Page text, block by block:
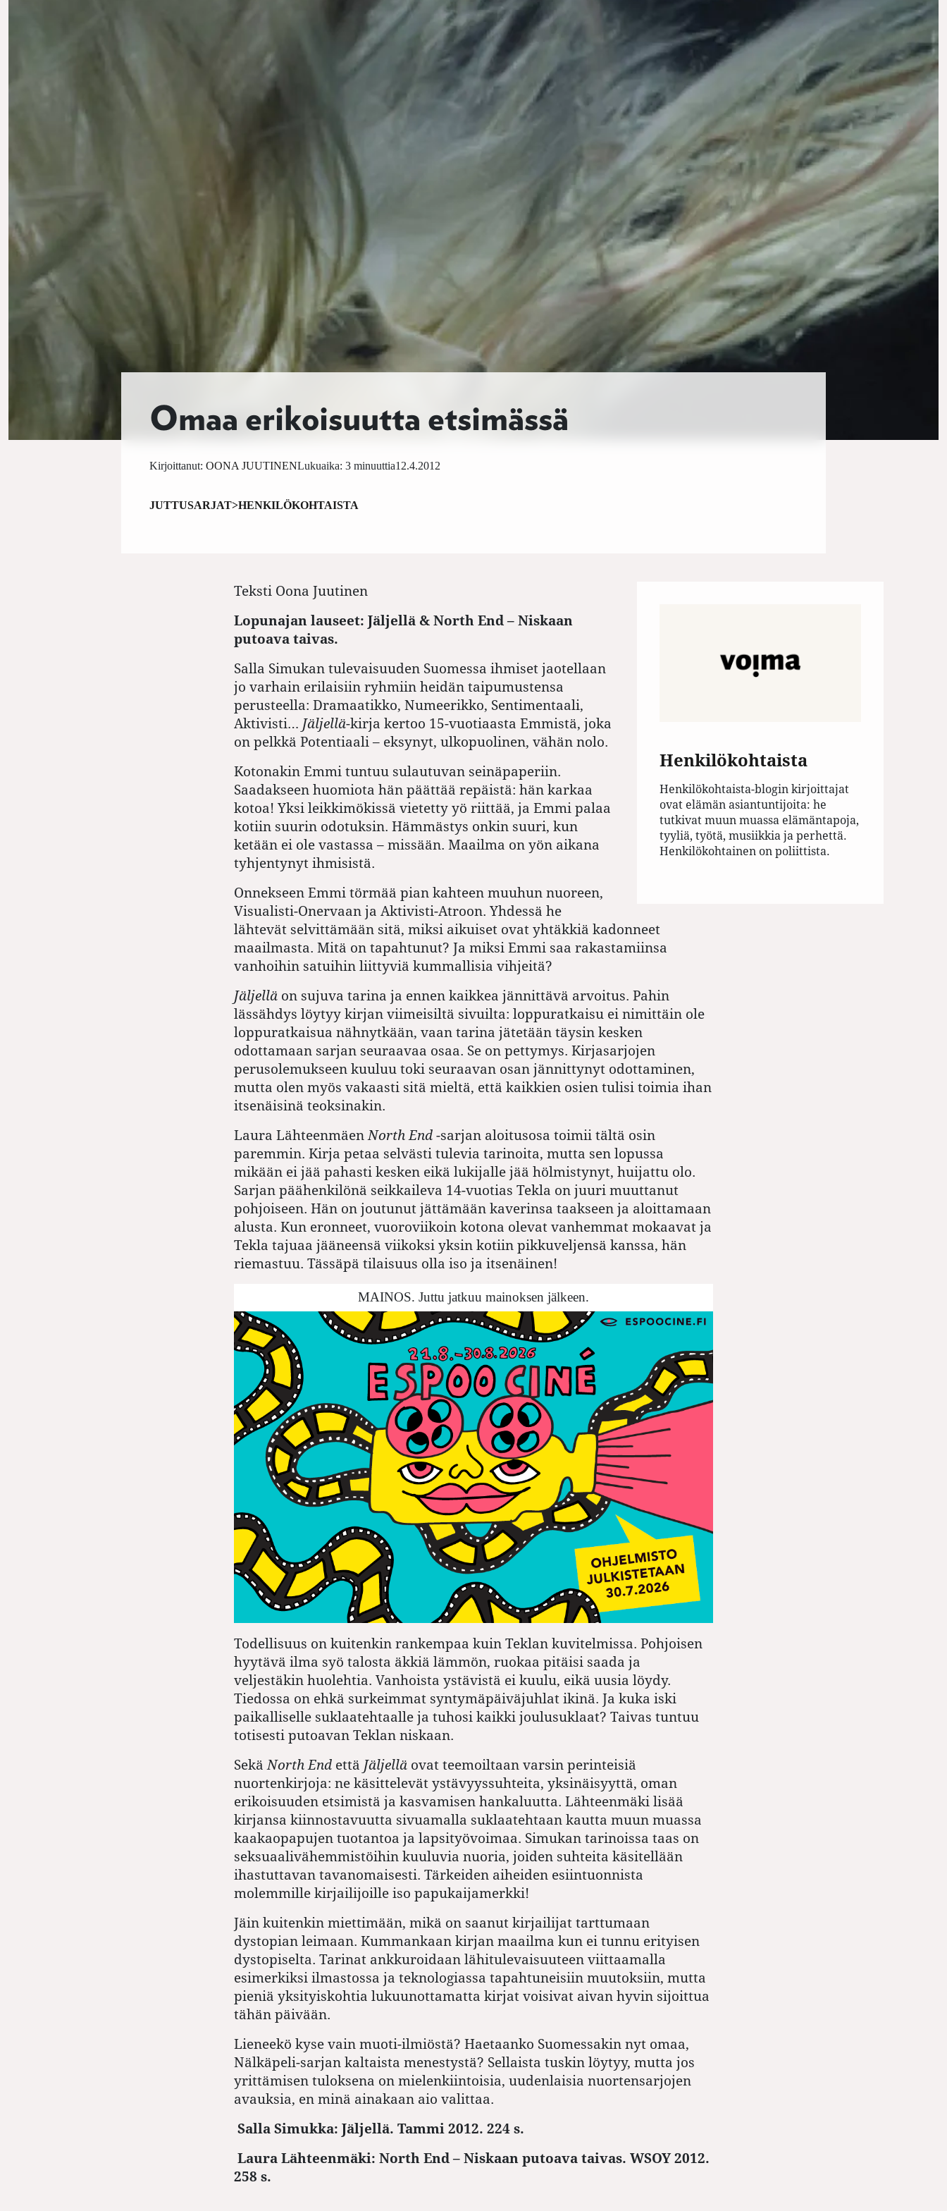
Omaa erikoisuutta etsimässä
12.4.2012
Kirjoittanut: OONA JUUTINENLukuaika: 3 minuuttia
JUTTUSARJAT>HENKILÖKOHTAISTA
Henkilökohtaista
Henkilökohtaista-blogin kirjoittajat
ovat elämän asiantuntijoita: he
tutkivat muun muassa elämäntapoja,
tyyliä, työtä, musiikkia ja perhettä.
Henkilökohtainen on poliittista.
Teksti Oona Juutinen
Lopunajan lauseet: Jäljellä & North End – Niskaan
putoava taivas.
Salla Simukan tulevaisuuden Suomessa ihmiset jaotellaan
jo varhain erilaisiin ryhmiin heidän taipumustensa
perusteella: Dramaatikko, Numeerikko, Sentimentaali,
Aktivisti… Jäljellä-kirja kertoo 15-vuotiaasta Emmistä, joka
on pelkkä Potentiaali – eksynyt, ulkopuolinen, vähän nolo.
Kotonakin Emmi tuntuu sulautuvan seinäpaperiin.
Saadakseen huomiota hän päättää repäistä: hän karkaa
kotoa! Yksi leikkimökissä vietetty yö riittää, ja Emmi palaa
kotiin suurin odotuksin. Hämmästys onkin suuri, kun
ketään ei ole vastassa – missään. Maailma on yön aikana
tyhjentynyt ihmisistä.
Onnekseen Emmi törmää pian kahteen muuhun nuoreen,
Visualisti-Onervaan ja Aktivisti-Atroon. Yhdessä he
lähtevät selvittämään sitä, miksi aikuiset ovat yhtäkkiä kadonneet
maailmasta. Mitä on tapahtunut? Ja miksi Emmi saa rakastamiinsa
vanhoihin satuihin liittyviä kummallisia vihjeitä?
Jäljellä on sujuva tarina ja ennen kaikkea jännittävä arvoitus. Pahin
lässähdys löytyy kirjan viimeisiltä sivuilta: loppuratkaisu ei nimittäin ole
loppuratkaisua nähnytkään, vaan tarina jätetään täysin kesken
odottamaan sarjan seuraavaa osaa. Se on pettymys. Kirjasarjojen
perusolemukseen kuuluu toki seuraavan osan jännittynyt odottaminen,
mutta olen myös vakaasti sitä mieltä, että kaikkien osien tulisi toimia ihan
itsenäisinä teoksinakin.
Laura LähteenmäenNorth End -sarjan aloitusosa toimii tältä osin
paremmin. Kirja petaa selvästi tulevia tarinoita, mutta sen lopussa
mikään ei jää pahasti kesken eikä lukijalle jää hölmistynyt, huijattu olo.
Sarjan päähenkilönä seikkaileva 14-vuotias Tekla on juuri muuttanut
pohjoiseen. Hän on joutunut jättämään kaverinsa taakseen ja aloittamaan
alusta. Kun eronneet, vuoroviikoin kotona olevat vanhemmat mokaavat ja
Tekla tajuaa jääneensä viikoksi yksin kotiin pikkuveljensä kanssa, hän
riemastuu. Tässäpä tilaisuus olla iso ja itsenäinen!
MAINOS. Juttu jatkuu mainoksen jälkeen.
Todellisuus on kuitenkin rankempaa kuin Teklan kuvitelmissa. Pohjoisen
hyytävä ilma syö talosta äkkiä lämmön, ruokaa pitäisi saada ja
veljestäkin huolehtia. Vanhoista ystävistä ei kuulu, eikä uusia löydy.
Tiedossa on ehkä surkeimmat syntymäpäiväjuhlat ikinä. Ja kuka iski
paikalliselle suklaatehtaalle ja tuhosi kaikki joulusuklaat? Taivas tuntuu
totisesti putoavan Teklan niskaan.
Sekä North End että Jäljellä ovat teemoiltaan varsin perinteisiä
nuortenkirjoja: ne käsittelevät ystävyyssuhteita, yksinäisyyttä, oman
erikoisuuden etsimistä ja kasvamisen hankaluutta. Lähteenmäki lisää
kirjansa kiinnostavuutta sivuamalla suklaatehtaan kautta muun muassa
kaakaopapujen tuotantoa ja lapsityövoimaa. Simukan tarinoissa taas on
seksuaalivähemmistöihin kuuluvia nuoria, joiden suhteita käsitellään
ihastuttavan tavanomaisesti. Tärkeiden aiheiden esiintuonnista
molemmille kirjailijoille iso papukaijamerkki!
Jäin kuitenkin miettimään, mikä on saanut kirjailijat tarttumaan
dystopian leimaan. Kummankaan kirjan maailma kun ei tunnu erityisen
dystopiselta. Tarinat ankkuroidaan lähitulevaisuuteen viittaamalla
esimerkiksi ilmastossa ja teknologiassa tapahtuneisiin muutoksiin, mutta
pieniä yksityiskohtia lukuunottamatta kirjat voisivat aivan hyvin sijoittua
tähän päivään.
Lieneekö kyse vain muoti-ilmiöstä? Haetaanko Suomessakin nyt omaa,
Nälkäpeli-sarjan kaltaista menestystä? Sellaista tuskin löytyy, mutta jos
yrittämisen tuloksena on mielenkiintoisia, uudenlaisia nuortensarjojen
avauksia, en minä ainakaan aio valittaa.
Salla Simukka: Jäljellä. Tammi 2012. 224 s.
Laura Lähteenmäki: North End – Niskaan putoava taivas. WSOY 2012.
258 s.